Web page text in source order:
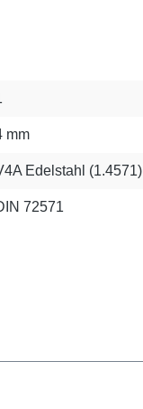
mm
Edelstahl (1.4571)
72571